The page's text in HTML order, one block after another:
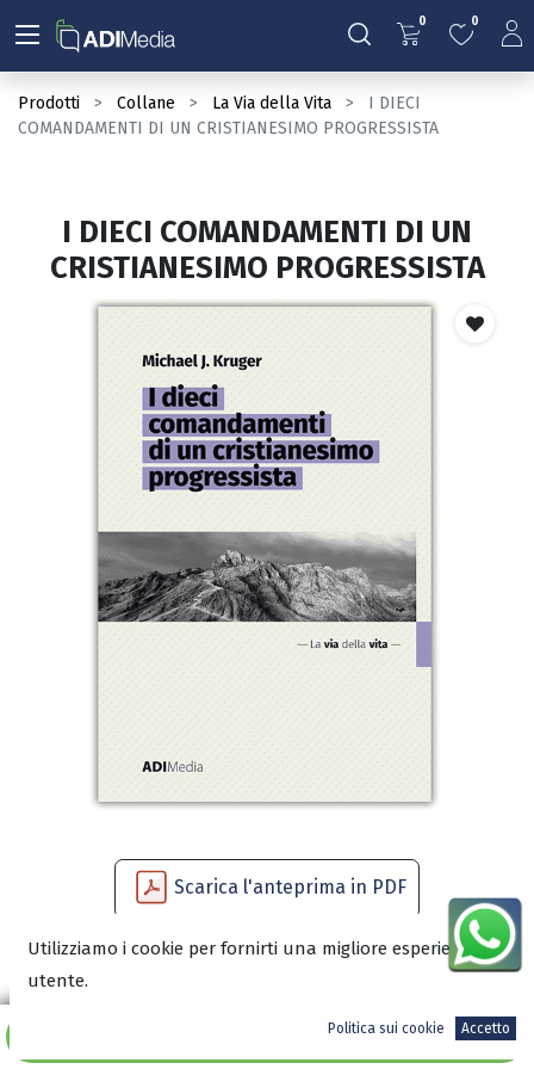
0 0
Prodotti Collane La Via della Vita
I DIECI
COMANDAMENTI DI UN CRISTIANESIMO PROGRESSISTA
Aggiungi al carrello
I DIECI COMANDAMENTI DI UN
CRISTIANESIMO PROGRESSISTA
Scarica l'anteprima in PDF
Utilizziamo i cookie per fornirti una migliore esperienza
utente.
Politica sui cookie Accetto